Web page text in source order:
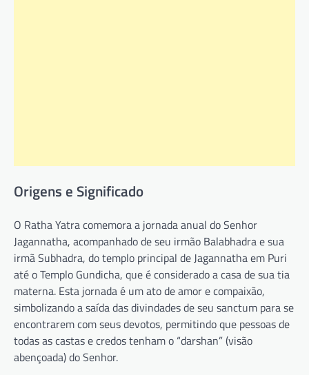
Origens e Significado
O Ratha Yatra comemora a jornada anual do Senhor
Jagannatha, acompanhado de seu irmão Balabhadra e sua
irmã Subhadra, do templo principal de Jagannatha em Puri
até o Templo Gundicha, que é considerado a casa de sua tia
materna. Esta jornada é um ato de amor e compaixão,
simbolizando a saída das divindades de seu sanctum para se
encontrarem com seus devotos, permitindo que pessoas de
todas as castas e credos tenham o “darshan” (visão
abençoada) do Senhor.